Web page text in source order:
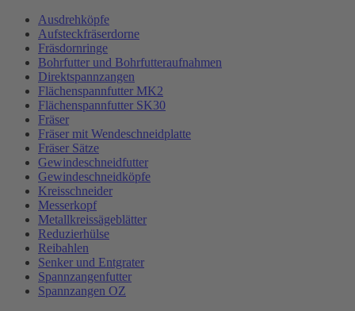
Ausdrehköpfe
Aufsteckfräserdorne
Fräsdornringe
Bohrfutter und Bohrfutteraufnahmen
Direktspannzangen
Flächenspannfutter MK2
Flächenspannfutter SK30
Fräser
Fräser mit Wendeschneidplatte
Fräser Sätze
Gewindeschneidfutter
Gewindeschneidköpfe
Kreisschneider
Messerkopf
Metallkreissägeblätter
Reduzierhülse
Reibahlen
Senker und Entgrater
Spannzangenfutter
Spannzangen OZ